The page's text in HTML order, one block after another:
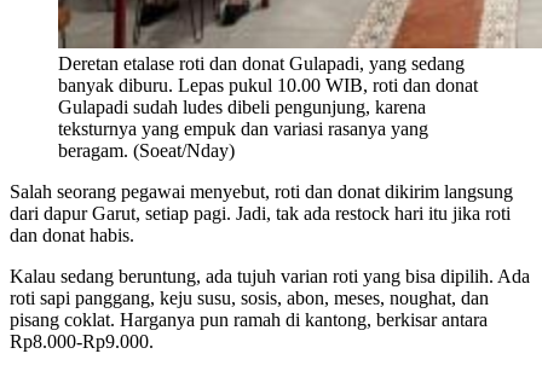
Deretan etalase roti dan donat Gulapadi, yang sedang
banyak diburu. Lepas pukul 10.00 WIB, roti dan donat
Gulapadi sudah ludes dibeli pengunjung, karena
teksturnya yang empuk dan variasi rasanya yang
beragam. (Soeat/Nday)
Salah seorang pegawai menyebut, roti dan donat dikirim langsung
dari dapur Garut, setiap pagi. Jadi, tak ada restock hari itu jika roti
dan donat habis.
Kalau sedang beruntung, ada tujuh varian roti yang bisa dipilih. Ada
roti sapi panggang, keju susu, sosis, abon, meses, noughat, dan
pisang coklat. Harganya pun ramah di kantong, berkisar antara
Rp8.000-Rp9.000.